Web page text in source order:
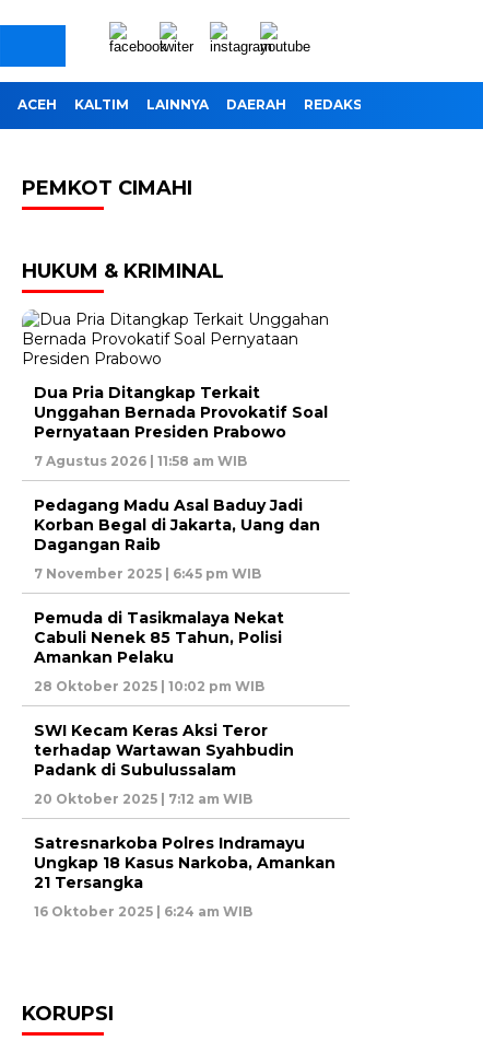
ACEH KALTIM LAINNYA DAERAH REDAKSI
PEMKOT CIMAHI
HUKUM & KRIMINAL
Dua Pria Ditangkap Terkait
Unggahan Bernada Provokatif Soal
Pernyataan Presiden Prabowo
7 Agustus 2026 | 11:58 am WIB
Pedagang Madu Asal Baduy Jadi
Korban Begal di Jakarta, Uang dan
Dagangan Raib
7 November 2025 | 6:45 pm WIB
Pemuda di Tasikmalaya Nekat
Cabuli Nenek 85 Tahun, Polisi
Amankan Pelaku
28 Oktober 2025 | 10:02 pm WIB
SWI Kecam Keras Aksi Teror
terhadap Wartawan Syahbudin
Padank di Subulussalam
20 Oktober 2025 | 7:12 am WIB
Satresnarkoba Polres Indramayu
Ungkap 18 Kasus Narkoba, Amankan
21 Tersangka
16 Oktober 2025 | 6:24 am WIB
KORUPSI